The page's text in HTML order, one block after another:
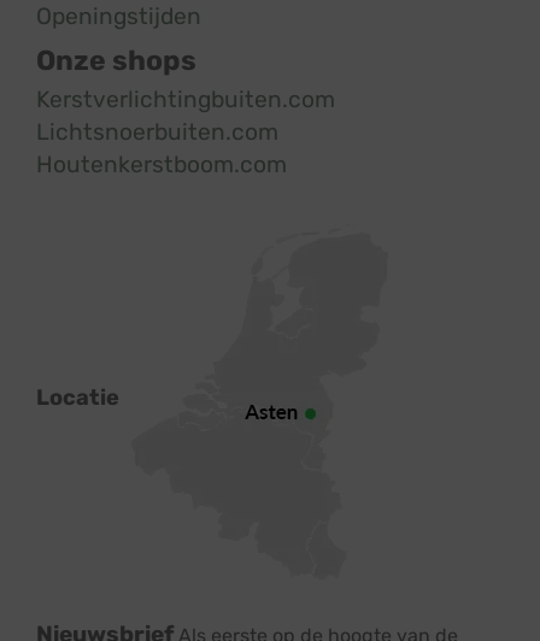
Openingstijden
Onze shops
Kerstverlichtingbuiten.com
Lichtsnoerbuiten.com
Houtenkerstboom.com
Locatie
Nieuwsbrief Als eerste op de hoogte van de